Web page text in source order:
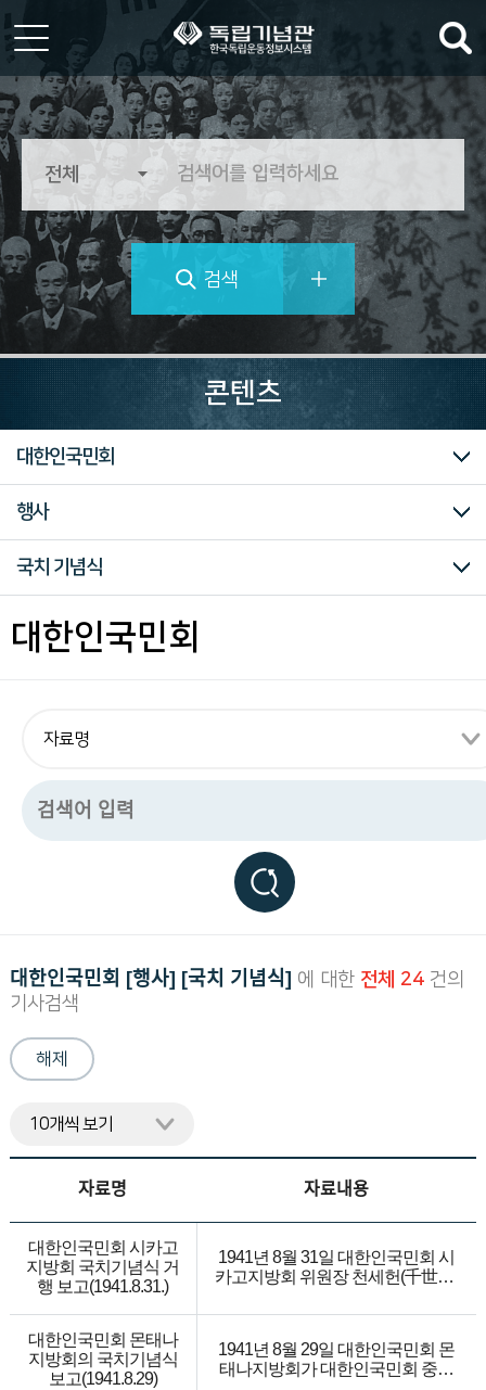
한
독
립
동
정
보
시
역
는
운
습
니
다.
검색
콘텐츠
대한민국임시정부
독립운동가 자료
마이크로필름
미주흥사단
신문자료
의병자료
재한선교사보고문건
일제강점기 피해자 명부
대한인국민회
행사
대한인국민회
중앙총회
북미지방총회
북미지방회
멕시코지방회
쿠바지방회
북미 대한인국민회
하와이지방총회
하와이지방회
하와이 대한인국민회
시베리아지방총회
필리핀지방회
신한민보
장인환·전명운의거
공문서
서한
의연금
영수증
회계
기타
대한민국 임시정부
대한적십자회
대한민국 임시정부
파리 한국통신부
필라델피아 한국통신부
구미위원부
주미외교위원부
국제회의
뉴욕 소약국민동맹회의
파리강화회의
루체른 국제사회주의대회
카이로회담
샌프란시스코회의
미소공동위원회
재미한족연합위원회
공문서
서한
전보
회의록
결의안
회계
기타
재정
의무금
의연금
인구세
영수증
회계
행사
국민회창립 기념식
3.1절 기념식
국치 기념식
순국선열 기념식
현기식
필라델피아 한인자유대회
기타
북미 단체
공립협회
신한회
재미한인학생단
미주한인학생원동선교회
한국친우회
한인공제회
북미대한인유학생총회
조선민족혁명당 북미총지부
고려경제회
재미한인상업회의소
한인구제회
기타
하와이 단체
누아누 한인YMCA
하와이국민회 임시연합중앙회
한인공동회
대조선독립단
여성 단체
대한여자애국단
신한부인회
나성부인친애회
대한부인구제회
대한인부인회북미총회
외국 기관/단체
미국 의회
미국 단체
기타
전적류
단행본
화보/도록
연간물
기타
문서류
공문서
서한
전보
기타
사진류
흑백사진
선언서/격문/전단류
격문
결의문
선언서
전단
청원서
취지서
포고문
기타
신문류
국민보
태평양주보
북미시보
기타
통신문
구미위원부 통신
신형호 통신
국치 기념식
국민회창립 기념식
3.1절 기념식
국치 기념식
순국선열 기념식
현기식
필라델피아 한인자유대회
기타
대한인국민회
대한인국민회 [행사] [국치 기념식] 에 대한 전체 24건의
기사검색
해제
자료명 자료내용
대한인국민회 시카고
지방회 국치기념식 거
행 보고(1941.8.31.)
1941년 8월 31일 대한인국민회 시
카고지방회 위원장 천세헌(千世憲)
김병연에게 보낸 국치기념식 보고
식 순서, 국치기념금(7.50원), 국민
회 국치기념사를 중앙상무부에 보
대한인국민회 몬태나
지방회의 국치기념식
보고(1941.8.29)
1941년 8월 29일 대한인국민회 몬
태나지방회가 대한인국민회 중앙